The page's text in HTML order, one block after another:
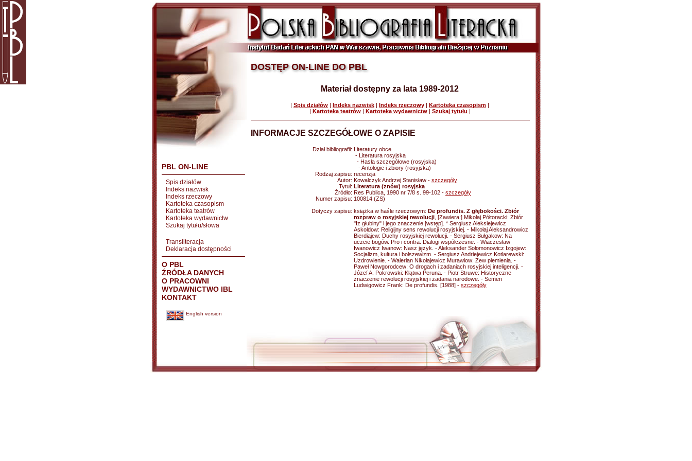
PBL ON-LINE
Spis działów
Indeks nazwisk
Indeks rzeczowy
Kartoteka czasopism
Kartoteka teatrów
Kartoteka wydawnictw
Szukaj tytułu/słowa
Transliteracja
Deklaracja dostępności
O PBL
ŹRÓDŁA DANYCH
O PRACOWNI
WYDAWNICTWO IBL
KONTAKT
English version
DOSTĘP ON-LINE DO PBL
Materiał dostępny za lata 1989-2012
| Spis działów | Indeks nazwisk | Indeks rzeczowy | Kartoteka czasopism |
| Kartoteka teatrów| Kartoteka wydawnictw| Szukaj tytułu |
INFORMACJE SZCZEGÓŁOWE O ZAPISIE
Dział bibliografii: Literatury obce
- Literatura rosyjska
- Hasła szczegółowe (rosyjska)
- Antologie i zbiory (rosyjska)
Rodzaj zapisu: recenzja
Autor: Kowalczyk Andrzej Stanisław - szczegóły
Tytuł: Literatura (znów) rosyjska
Źródło: Res Publica, 1990 nr 7/8 s. 99-102 - szczegóły
Numer zapisu: 100814 (ZS)
Dotyczy zapisu: książka w haśle rzeczowym: De profundis. Z głębokości. Zbiór
rozpraw o rosyjskiej rewolucji , [Zawiera:] Mikołaj Półtoracki: Zbiór
"Iz głubiny" i jego znaczenie [wstęp]. * Sergiusz Aleksiejewicz
Askoldow: Religijny sens rewolucji rosyjskiej. - Mikołaj Aleksandrowicz
Bierdiajew: Duchy rosyjskiej rewolucji. - Sergiusz Bułgakow: Na
uczcie bogów. Pro i contra. Dialogi współczesne. - Wiaczesław
Iwanowicz Iwanow: Nasz język. - Aleksander Sołomonowicz Izgojew:
Socjalizm, kultura i bolszewizm. - Sergiusz Andriejewicz Kotlarewski:
Uzdrowienie. - Walerian Nikołajewicz Murawiow: Zew plemienia. -
Paweł Nowgorodcew: O drogach i zadaniach rosyjskiej inteligencji. -
Józef A. Pokrowski: Klątwa Peruna. - Piotr Struwe: Historyczne
znaczenie rewolucji rosyjskiej i zadania narodowe. - Semen
Ludwigowicz Frank: De profundis. [1988] - szczegóły